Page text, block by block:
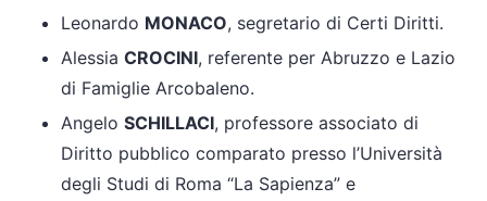
Leonardo MONACO, segretario di Certi Diritti.
Alessia CROCINI, referente per Abruzzo e Lazio
di Famiglie Arcobaleno.
Angelo SCHILLACI, professore associato di
Diritto pubblico comparato presso l’Università
degli Studi di Roma “La Sapienza” e